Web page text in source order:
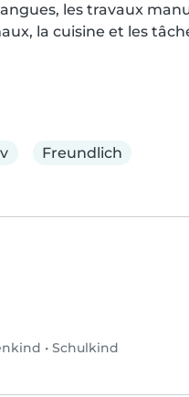
les travaux
la cuisine et les
Freundlich
• Schulkind